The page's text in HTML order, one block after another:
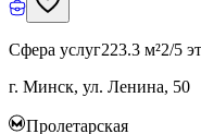
Сфера услуг223.3 м²2/5
г. Минск, ул. Ленина, 50
Пролетарская